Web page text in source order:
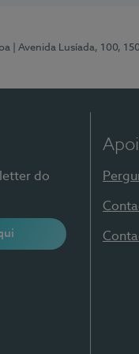
| Avenida Lusíada, 100,
do